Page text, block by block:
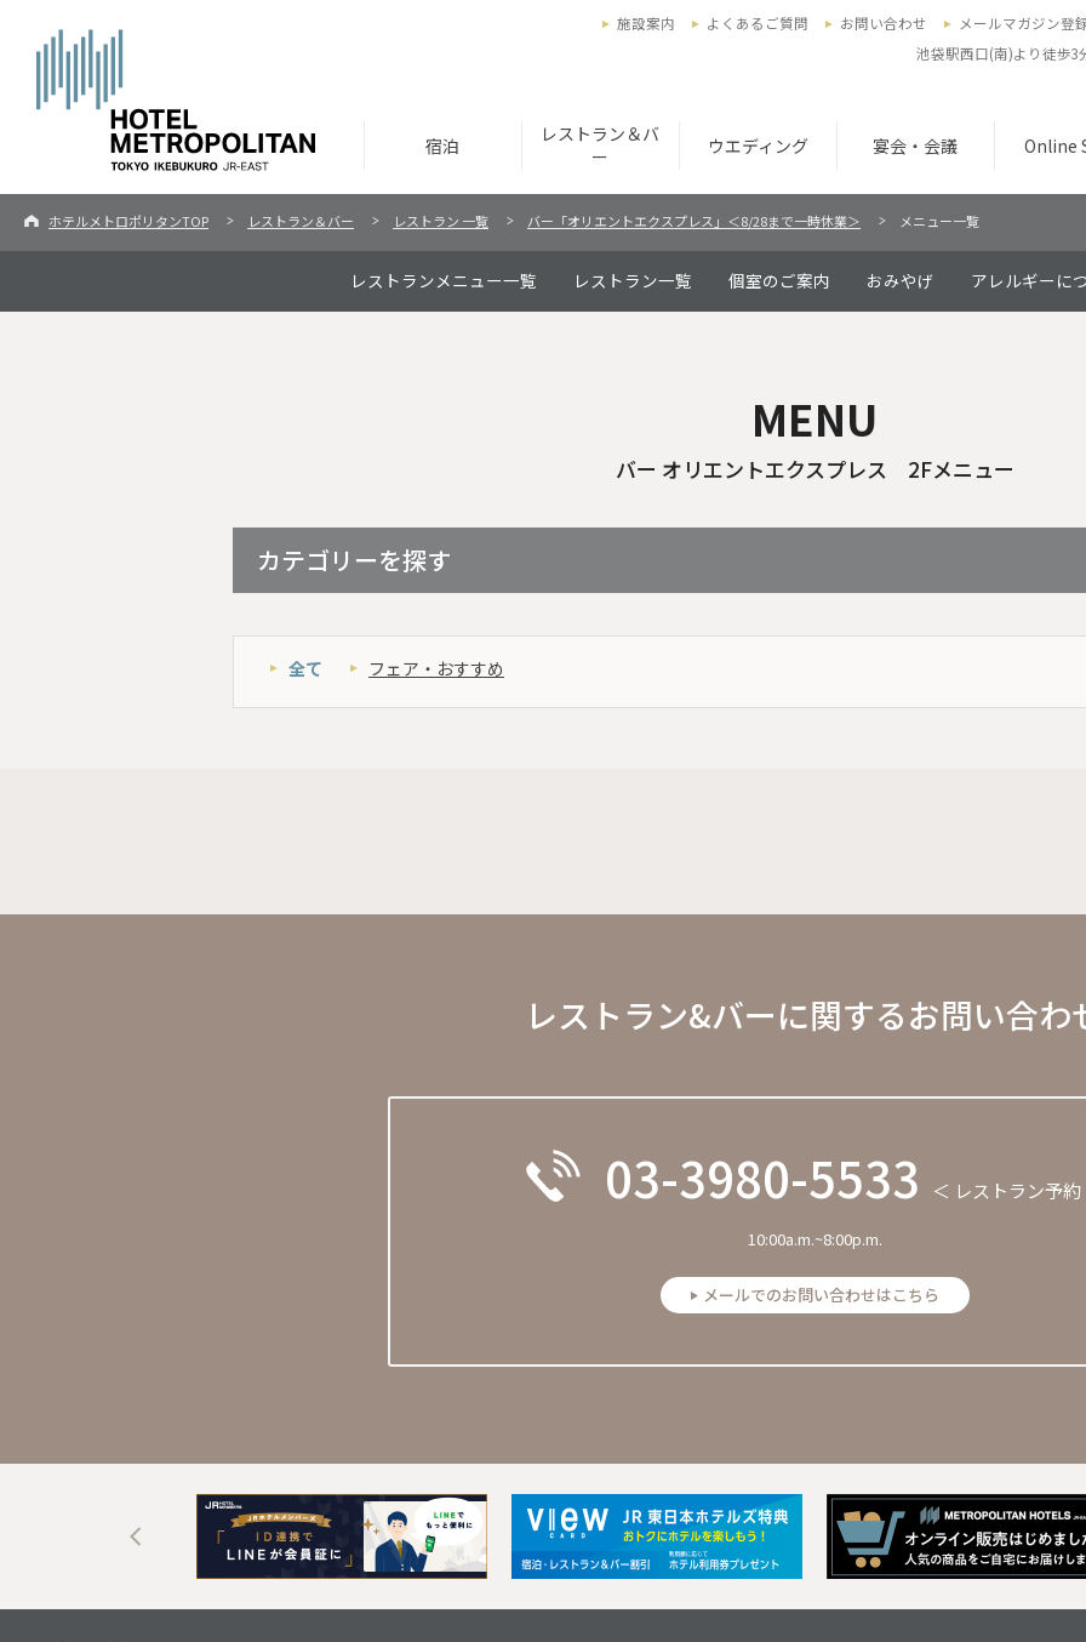
宿泊
レストラン＆バ
ー
ウエディング 宴会・会議 Online
施設案内 よくあるご質問 お問い合わせ
メールマガジン登
池袋駅西口(南)より徒歩3
ホテルメトロポリタンTOP レストラン＆バー レストラン 一覧 バー「オリエントエクスプレス」＜8/28まで一時休業＞ メニュー一覧
レストランメニュー一覧 レストラン一覧 個室のご案内 おみやげ アレルギーに
MENU
バー オリエントエクスプレス 2Fメニュー
カテゴリーを探す
全て フェア・おすすめ
レストラン&バーに関するお問い合わ
03-3980-5533 ＜ レストラン予約
10:00a.m.~8:00p.m.
メールでのお問い合わせはこちら
Next